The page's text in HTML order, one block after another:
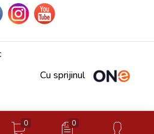
Cu sprijinul
0 0